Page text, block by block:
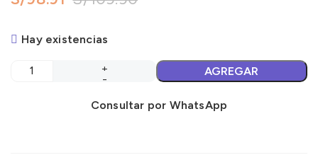
Hay existencias
AGREGAR
Consultar por WhatsApp